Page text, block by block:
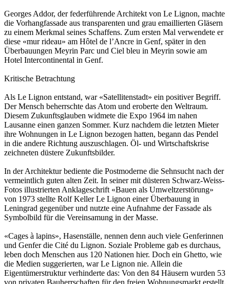
Georges Addor, der federführende Architekt von Le Lignon, machte
die Vorhangfassade aus transparenten und grau emaillierten Gläsern
zu einem Merkmal seines Schaffens. Zum ersten Mal verwendete er
diese «mur rideau» am Hôtel de l’Ancre in Genf, später in den
Überbauungen Meyrin Parc und Ciel bleu in Meyrin sowie am
Hotel Intercontinental in Genf.
Kritische Betrachtung
Als Le Lignon entstand, war «Satellitenstadt» ein positiver Begriff.
Der Mensch beherrschte das Atom und eroberte den Weltraum.
Diesem Zukunftsglauben widmete die Expo 1964 im nahen
Lausanne einen ganzen Sommer. Kurz nachdem die letzten Mieter
ihre Wohnungen in Le Lignon bezogen hatten, begann das Pendel
in die andere Richtung auszuschlagen. Öl- und Wirtschaftskrise
zeichneten düstere Zukunftsbilder.
In der Architektur bediente die Postmoderne die Sehnsucht nach der
vermeintlich guten alten Zeit. In seiner mit düsteren Schwarz-Weiss-
Fotos illustrierten Anklageschrift «Bauen als Umweltzerstörung»
von 1973 stellte Rolf Keller Le Lignon einer Überbauung in
Leningrad gegenüber und nutzte eine Aufnahme der Fassade als
Symbolbild für die Vereinsamung in der Masse.
«Cages à lapins», Hasenställe, nennen denn auch viele Genferinnen
und Genfer die Cité du Lignon. Soziale Probleme gab es durchaus,
leben doch Menschen aus 120 Nationen hier. Doch ein Ghetto, wie
die Medien suggerierten, war Le Lignon nie. Allein die
Eigentümerstruktur verhinderte das: Von den 84 Häusern wurden 53
von privaten Bauherrschaften für den freien Wohnungsmarkt erstellt,